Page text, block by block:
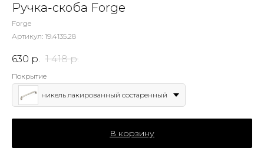
Ручка-скоба Forge
Forge
Артикул: 19.4135.28
630 р. 1 418 р.
Покрытие
никель лакированный состаренный
В корзину